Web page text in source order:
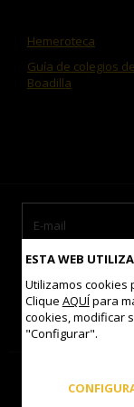
Hemeroteca
Guía de colegios de
Boadilla
Acepto las
ESTA WEB
Utilizamos cookies
Clique AQUÍpara
cookies, modificar
"Configurar".